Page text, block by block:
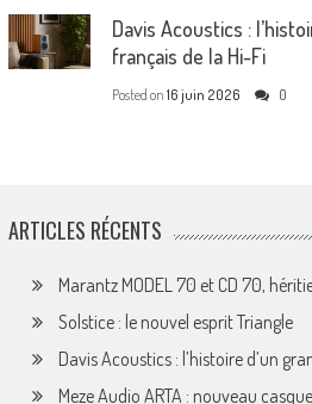
Davis Acoustics :
français de la Hi-Fi
Posted on 16 juin 2026 0
ARTICLES RÉCENTS
Marantz MODEL 70 et CD 70,
Solstice : le nouvel esprit Triangle
Davis Acoustics : l’histoire d’un
Meze Audio ARTA : nouveau